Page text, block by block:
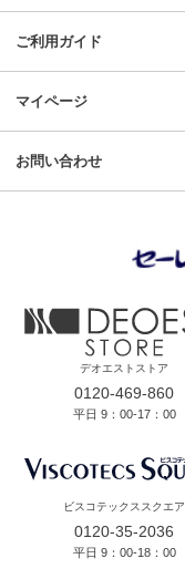
ご利用ガイド
マイページ
お問い合わせ
デオエストストア
0120-469-860
平日 9：00-17：00
ビスコテックススクエア
0120-35-2036
平日 9：00-18：00